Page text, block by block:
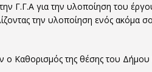
Γ.Γ.Α για την υλοποίηση του
την υλοποίηση ενός ακόμα
της θέσης του Δήμου